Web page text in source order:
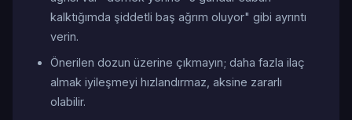
kalktığımda şiddetli baş ağrım oluyor" gibi ayrıntı
verin.
Önerilen dozun üzerine çıkmayın; daha fazla ilaç
almak iyileşmeyi hızlandırmaz, aksine zararlı
olabilir.